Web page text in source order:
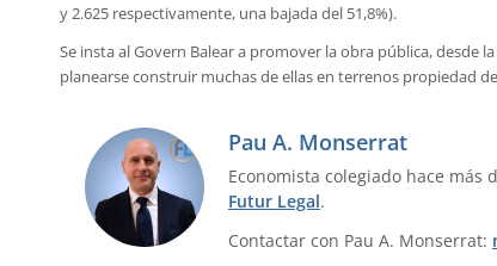
y 2.625 respectivamente, una bajada del 51,8%).
Se insta al Govern Balear a promover la obra pública, desde
planearse construir muchas de ellas en terrenos propiedad
Pau A. Monserrat
Economista colegiado hace más
Futur Legal.
Contactar con Pau A. Monserrat: